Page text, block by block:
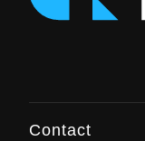
Contact